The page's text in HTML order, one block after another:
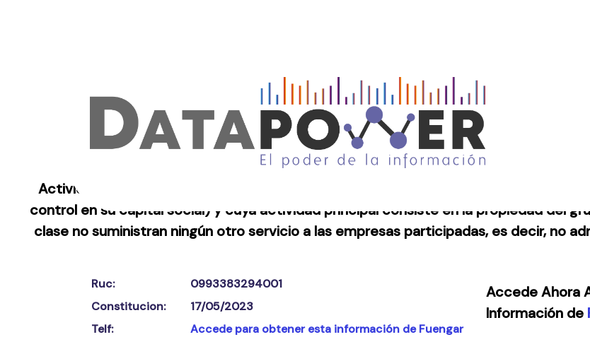
Fuengar S.a.s.
Actividades de sociedades de cartera, es decir, unidades tenedoras de activos de
control en su capital social) y cuya actividad principal consiste en la propiedad del
clase no suministran ningún otro servicio a las empresas participadas, es decir, no
Ruc:
0993383294001
Constitucion:
17/05/2023
Telf:
Accede para obtener esta información de Fuengar
Accede Ahora
Información de